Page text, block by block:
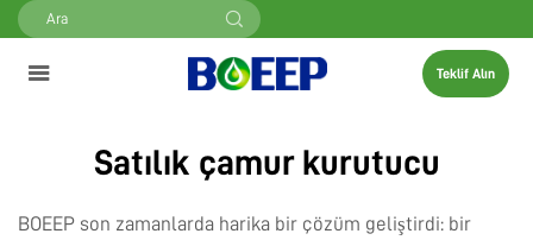
Teklif Alın
Satılık çamur kurutucu
BOEEP son zamanlarda harika bir çözüm geliştirdi: bir